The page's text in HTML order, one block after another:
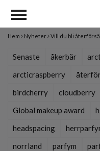
Hem Nyheter Vill du bli
Senaste åkerbär
arcticraspberry
birdcherry
cloudberry
Global makeup award
headspacing
norrland
parfym